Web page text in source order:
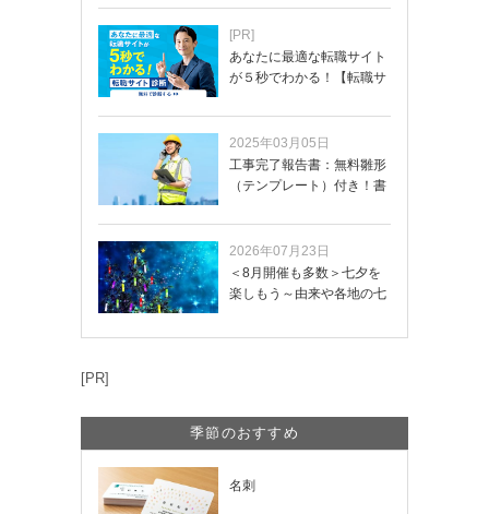
[PR]
あなたに最適な転職サイト
が５秒でわかる！【転職サ
2025年03月05日
工事完了報告書：無料雛形
（テンプレート）付き！書
2026年07月23日
＜8月開催も多数＞七夕を
楽しもう～由来や各地の七
[PR]
季節のおすすめ
名刺